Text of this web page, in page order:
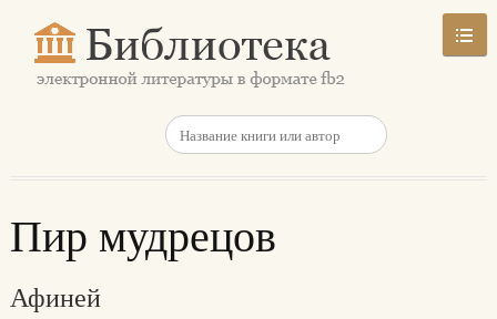
Пир мудрецов
Афиней